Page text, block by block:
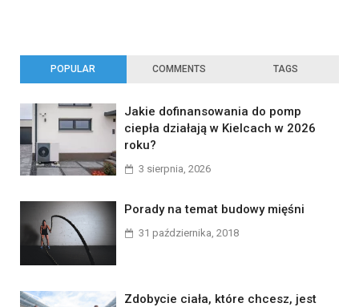
POPULAR COMMENTS TAGS
Jakie dofinansowania do pomp
ciepła działają w Kielcach w 2026
roku?
3 sierpnia, 2026
Porady na temat budowy mięśni
31 października, 2018
Zdobycie ciała, które chcesz, jest